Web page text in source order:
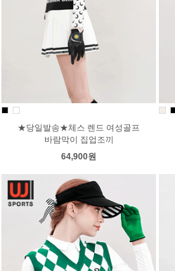
★당일발송★체스 렌드 여성골프
바람막이 집업조끼
64,900원